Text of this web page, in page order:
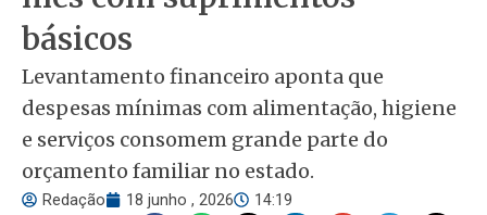
básicos
Levantamento financeiro aponta que
despesas mínimas com alimentação, higiene
e serviços consomem grande parte do
orçamento familiar no estado.
Redação 18 junho , 2026 14:19